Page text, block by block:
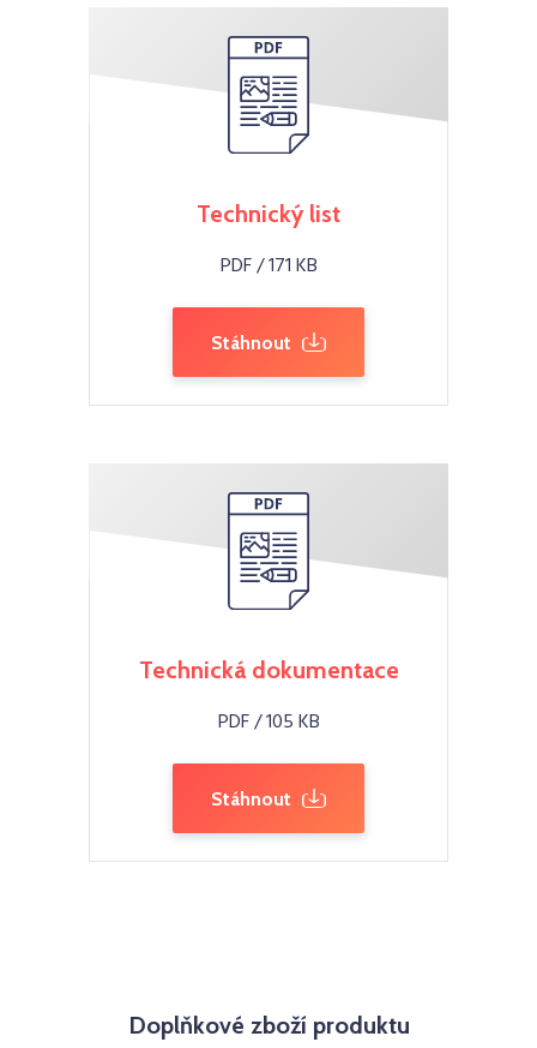
Technický list
PDF / 171 KB
Stáhnout
Technická dokumentace
PDF / 105 KB
Stáhnout
Doplňkové zboží produktu